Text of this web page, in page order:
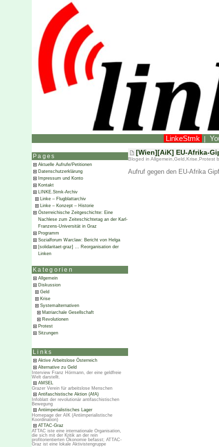
LinkeStmk |
Pages
Aktuelle Aufrufe/Petitionen
Datenschutzerklärung
Impressum und Konto
Kontakt
LINKE.Stmk-Archiv
Linke – Flugblattarchiv
Linke – Konzept – Historie
Österreichische Zeitgeschichte: Eine
Nachlese zum Zeiteschichtetag an der Karl-
Franzens-Universität in Graz
Programm
Sozialforum Warclaw: Bericht von Helga
[solidaritaet-graz] … Reorganisation der
Linken
Kategorien
Allgemein
Diskussion
Geld
Krise
Systemalternativen
Matriarchale Gesellschaft
Revolutionen
Protest
Sitzungen
Links
Aktive Arbeitslose Österreich
Alternative zu Geld
Interview Franz Hörmann, der eine geldfreie
Welt darstellt.
AMSEL
Grazer Verein für arbeitslose Menschen
Antifaschistische Aktion (AfA)
Infoblatt der revolutionär antifaschistischen
Bewegung
Antiimperialistisches Lager
Homepage der AIK (Antiimperialistische
Koordination)
ATTAC-Graz
ATTAC iste eine internationale Organisation,
die sich mit der Kritik an der rein
profitorientierten Ökonomie befasst; ATTAC-
Graz ist eine lokale Aktivistengruppe
[Wien][AiK] EU-Afrika-
Bloged in Allgemein Geld Krise Protest
Aufruf gegen den EU-Afrika